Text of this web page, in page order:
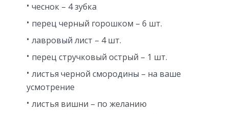
чеснок – 4 зубка
перец черный горошком – 6 шт.
лавровый лист – 4 шт.
перец стручковый острый – 1 шт.
листья черной смородины – на ваше
усмотрение
листья вишни – по желанию